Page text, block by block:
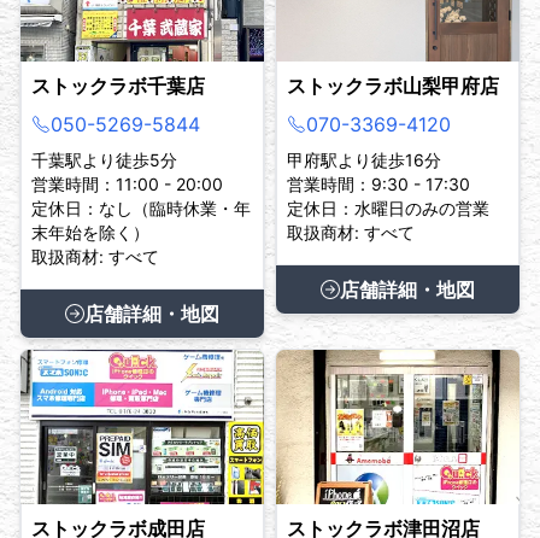
ストックラボ千葉店
050-5269-5844
千葉駅より徒歩5分
営業時間：11:00 - 20:00
定休日：なし（臨時休業・年
末年始を除く）
取扱商材: すべて
店舗詳細・地図
ストックラボ山梨甲府店
070-3369-4120
甲府駅より徒歩16分
営業時間：9:30 - 17:30
定休日：水曜日のみの営業
取扱商材: すべて
店舗詳細・地図
ストックラボ成田店
ストックラボ津田沼店